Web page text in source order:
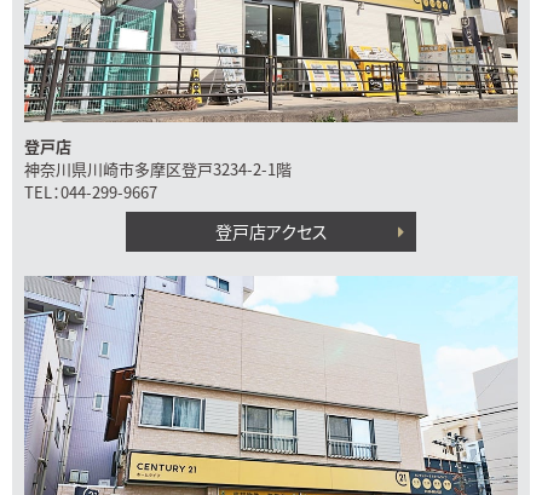
登戸店
神奈川県川崎市多摩区登戸3234-2-1階
TEL：044-299-9667
登戸店アクセス